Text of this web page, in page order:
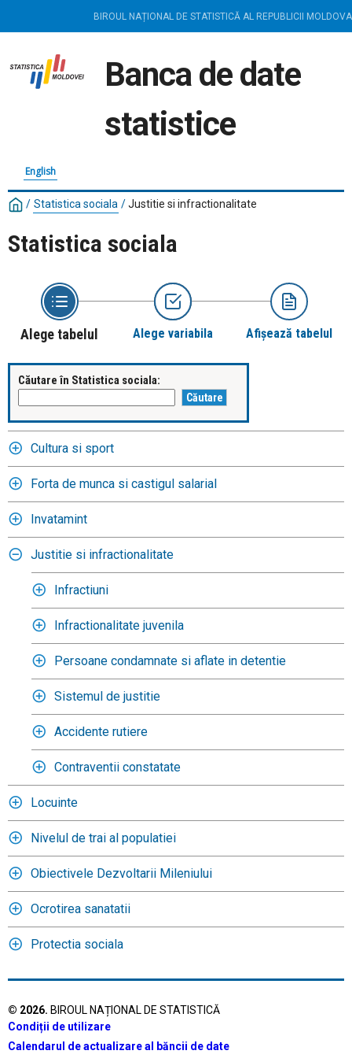
BIROUL NAȚIONAL DE STATISTICĂ AL REPUBLICII MOLDOVA
Banca de date
statistice
English
/ Statistica sociala /Justitie si infractionalitate
Statistica sociala
Alege tabelul Alege variabila Afișează tabelul
Căutare în Statistica sociala:
Cultura si sport
Forta de munca si castigul salarial
Invatamint
Justitie si infractionalitate
Infractiuni
Infractionalitate juvenila
Persoane condamnate si aflate in detentie
Sistemul de justitie
Accidente rutiere
Contraventii constatate
Locuinte
Nivelul de trai al populatiei
Obiectivele Dezvoltarii Mileniului
Ocrotirea sanatatii
Protectia sociala
© 2026. BIROUL NAȚIONAL DE STATISTICĂ
Condiții de utilizare
Calendarul de actualizare al băncii de date